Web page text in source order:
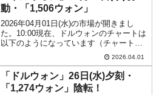
動・「1,506ウォン」
2026年04月01日(水)の市場が開きまし
た。10:00現在、ドルウォンのチャートは
以下のようになっています（チャートは
『Investing.com』より引用）。ローソク
足の調整が入って景色が変わりました
(笑)。前日は長い上ヒゲを持つロー...
2026.04.01
「ドルウォン」26日(水)夕刻・
「1,274ウォン」陰転！